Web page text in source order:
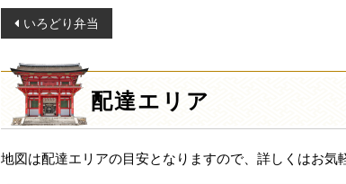
投
稿
ナ
ビ
ゲ
シ
いろどり弁当
配達エリア
地図は配達エリアの目安となりますので、詳しくはお気